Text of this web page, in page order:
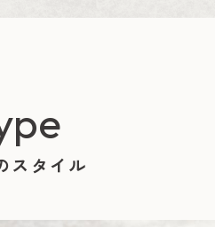
スタイル